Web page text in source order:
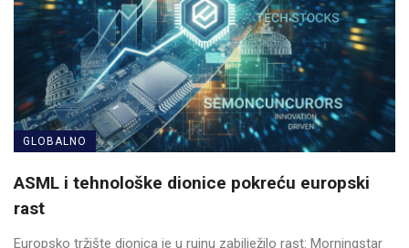
GLOBALNO
ASML i tehnološke dionice pokreću europski
rast
Europsko tržište dionica je u rujnu zabilježilo rast: Morningstar